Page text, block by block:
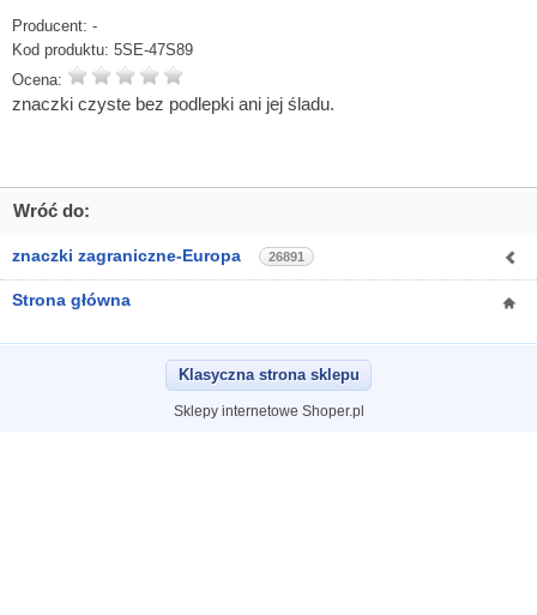
Producent: -
Kod produktu: 5SE-47S89
Ocena:
znaczki czyste bez podlepki ani jej śladu.
Wróć do:
znaczki zagraniczne-Europa 26891
Strona główna
Klasyczna strona sklepu
Sklepy internetowe Shoper.pl